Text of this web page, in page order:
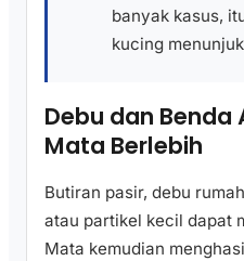
banyak kasus,
kucing
Debu dan Benda
Mata Berlebih
Butiran pasir, debu
atau partikel kecil dapat
Mata kemudian